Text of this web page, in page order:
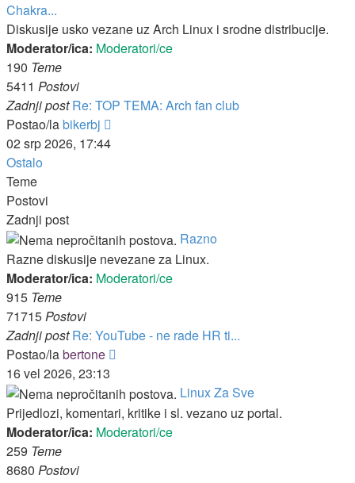
Chakra...
Diskusije usko vezane uz Arch Linux i srodne distribucije.
Moderator/ica: Moderatori/ce
190 Teme
5411 Postovi
Zadnji post Re: TOP TEMA: Arch fan club
Postao/labikerbj
02 srp 2026, 17:44
Ostalo
Teme
Postovi
Zadnji post
Razno
Razne diskusije nevezane za Linux.
Moderator/ica: Moderatori/ce
915 Teme
71715Postovi
Zadnji post Re: YouTube - ne rade HR ti...
Postao/labertone
16 vel 2026, 23:13
Linux Za Sve
Prijedlozi, komentari, kritike i sl. vezano uz portal.
Moderator/ica: Moderatori/ce
259 Teme
8680 Postovi